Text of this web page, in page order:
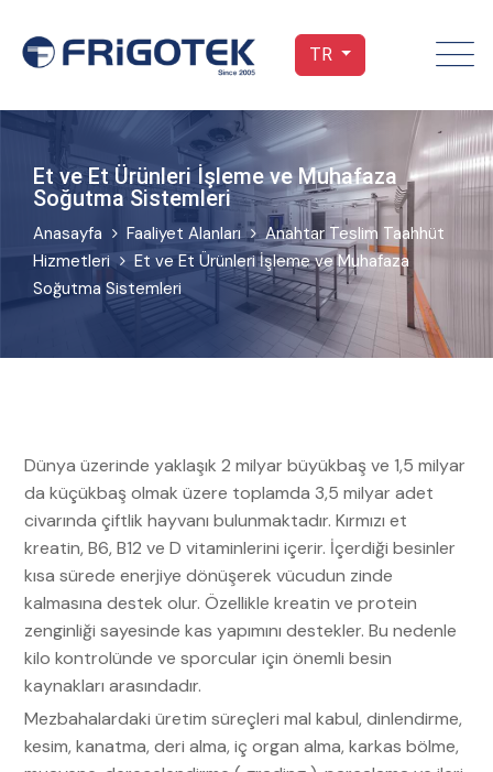
TR
Et ve Et Ürünleri İşleme ve Muhafaza
Soğutma Sistemleri
Anasayfa Faaliyet Alanları
Anahtar Teslim Taahhüt
Hizmetleri
Et ve Et Ürünleri İşleme ve Muhafaza
Soğutma Sistemleri
Dünya üzerinde yaklaşık 2 milyar büyükbaş ve 1,5 milyar
da küçükbaş olmak üzere toplamda 3,5 milyar adet
civarında çiftlik hayvanı bulunmaktadır. Kırmızı et
kreatin, B6, B12 ve D vitaminlerini içerir. İçerdiği besinler
kısa sürede enerjiye dönüşerek vücudun zinde
kalmasına destek olur. Özellikle kreatin ve protein
zenginliği sayesinde kas yapımını destekler. Bu nedenle
kilo kontrolünde ve sporcular için önemli besin
kaynakları arasındadır.
Mezbahalardaki üretim süreçleri mal kabul, dinlendirme,
kesim, kanatma, deri alma, iç organ alma, karkas bölme,